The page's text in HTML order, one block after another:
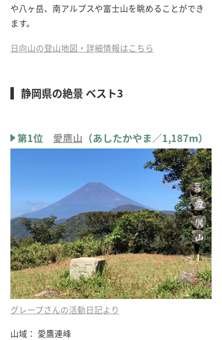
や八ヶ岳、南アルプスや富士山を眺めることができ
ます。
日向山の登山地図・詳細情報はこちら
静岡県の絶景 ベスト3
第1位 愛鷹山 （あしたかやま／1,187m）
グレープさんの活動日記より
山域： 愛鷹連峰